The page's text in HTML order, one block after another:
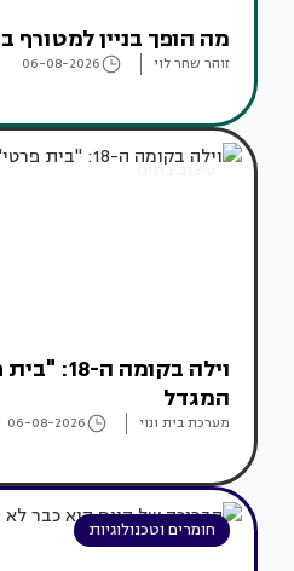
מה הופך בניין למטורף
זוהר שחר לוי 06-08-2026
עיצוב בתים
וילה
המגדל
מערכת בית ונוי 06-08-2026
חומרים וטכנולוגיות